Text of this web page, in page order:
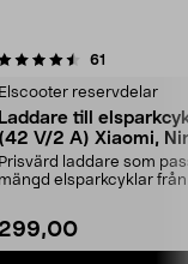
61
Elscooter reservdelar
Laddare till
(42 V/2 A) Xiaomi,
E-Way m.fl.
Prisvärd laddare som
mängd elsparkcyklar från
299,00
4.5 av 5 stjärnor